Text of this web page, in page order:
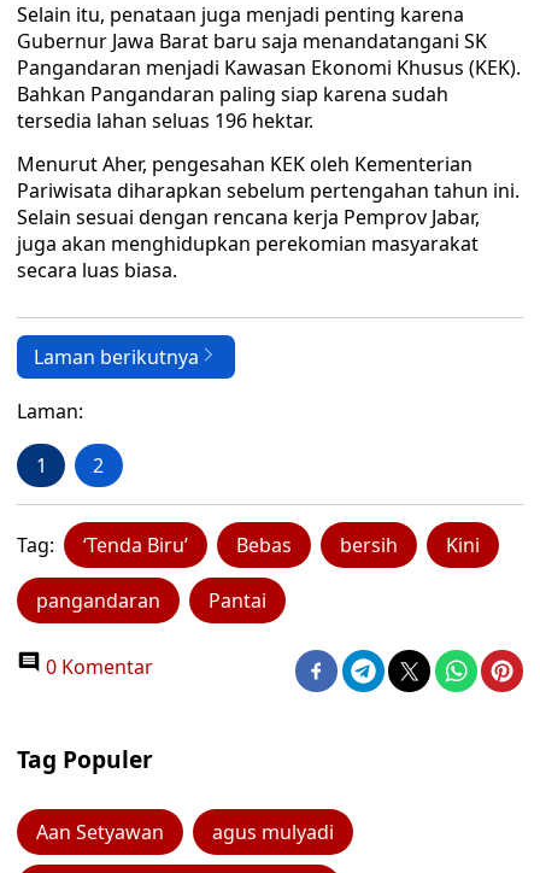
Selain itu, penataan juga menjadi penting karena
Gubernur Jawa Barat baru saja menandatangani SK
Pangandaran menjadi Kawasan Ekonomi Khusus (KEK).
Bahkan Pangandaran paling siap karena sudah
tersedia lahan seluas 196 hektar.
Menurut Aher, pengesahan KEK oleh Kementerian
Pariwisata diharapkan sebelum pertengahan tahun ini.
Selain sesuai dengan rencana kerja Pemprov Jabar,
juga akan menghidupkan perekomian masyarakat
secara luas biasa.
Laman berikutnya
Laman:
1 2
Tag: ‘Tenda Biru’ Bebas bersih Kini
pangandaran Pantai
0 Komentar
Tag Populer
Aan Setyawan agus mulyadi